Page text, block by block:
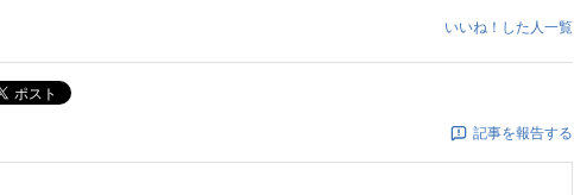
いいね！した人一覧
ポスト
記事を報告する